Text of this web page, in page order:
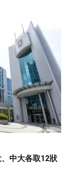
中大各取12狀